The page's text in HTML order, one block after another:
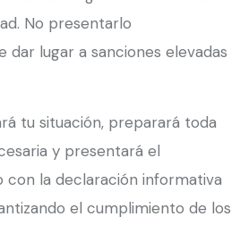
No presentarlo
lugar a sanciones elevadas
tu situación, preparará toda
y presentará el
con la declaración informativa
el cumplimiento de los